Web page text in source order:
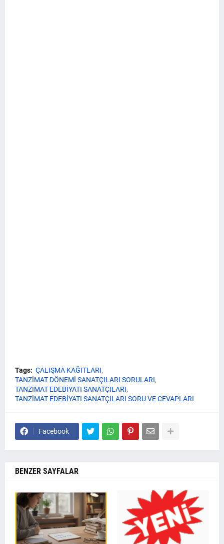
Tags: ÇALIŞMA KAĞITLARI
TANZİMAT DÖNEMİ SANATÇILARI SORULARI
TANZİMAT EDEBİYATI SANATÇILARI
TANZİMAT EDEBİYATI SANATÇILARI SORU VE CEVAPLARI
Facebook
BENZER SAYFALAR